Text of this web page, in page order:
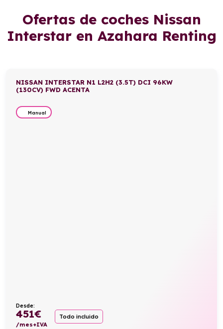
Ofertas de coches Nissan
Interstar en Azahara Renting
NISSAN INTERSTAR N1 L2H2 (3.5T) DCI 96KW
(130CV) FWD ACENTA
Manual
Desde:
451€
/mes+IVA
Todo incluido